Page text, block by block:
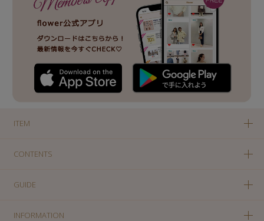
ITEM
CONTENTS
GUIDE
INFORMATION